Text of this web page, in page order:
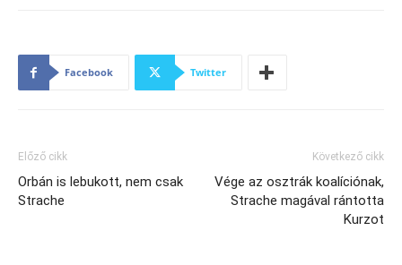
Facebook Twitter
Előző cikk
Orbán is lebukott, nem csak
Strache
Következő cikk
Vége az osztrák koalíciónak,
Strache magával rántotta
Kurzot